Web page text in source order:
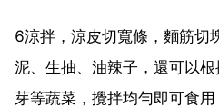
6涼拌，涼皮切寬條，麵筋切
泥、生抽、油辣子，還可以
芽等蔬菜，攪拌均勻即可食用